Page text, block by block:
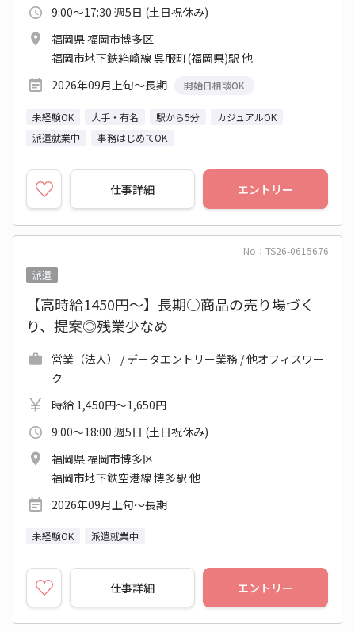
9:00～17:30 週5日 (土日祝休み)
福岡県 福岡市博多区
福岡市地下鉄箱崎線 呉服町(福岡県)駅 他
2026年09月上旬～長期
開始日相談OK
未経験OK 大手・有名 駅から5分
カジュアルOK
派遣就業中
事務はじめてOK
仕事詳細 エントリー
No：TS26-0615676
派遣
【高時給1450円～】長期○商品の売り場づく
り、提案◎残業少なめ
営業（法人） / データエントリー業務 / 他オフィスワー
ク
時給 1,450円～1,650円
9:00～18:00 週5日 (土日祝休み)
福岡県 福岡市博多区
福岡市地下鉄空港線 博多駅 他
2026年09月上旬～長期
未経験OK 派遣就業中
仕事詳細 エントリー